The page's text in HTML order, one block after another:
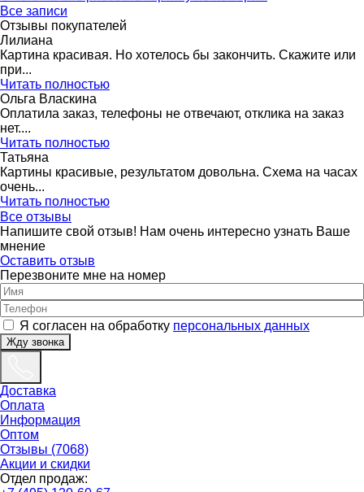
Все записи
Отзывы покупателей
Лилиана
Картина красивая. Но хотелось бы закончить. Скажите или
при...
Читать полностью
Ольга Власкина
Оплатила заказ, телефоны не отвечают, отклика на заказ
нет....
Читать полностью
Татьяна
Картины красивые, результатом довольна. Схема на часах
очень...
Читать полностью
Все отзывы
Напишите свой отзыв! Нам очень интересно узнать Ваше
мнение
Оставить отзыв
Перезвоните мне на номер
Я согласен на обработку персональных данных
Жду звонка
Доставка
Оплата
Информация
Оптом
Отзывы (7068)
Акции и скидки
Отдел продаж: